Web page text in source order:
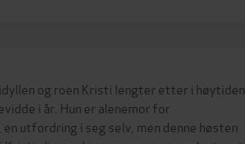
og roen Kristi lengter etter i høytiden
i år. Hun er alenemor for
utfordring i seg selv, men denne høsten